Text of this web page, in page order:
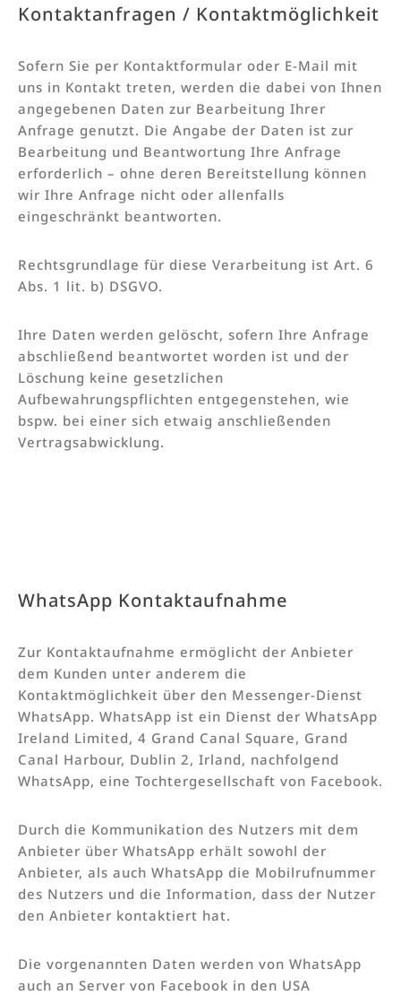
Kontaktanfragen / Kontaktmöglichkeit
Sofern Sie per Kontaktformular oder E-Mail mit
uns in Kontakt treten, werden die dabei von Ihnen
angegebenen Daten zur Bearbeitung Ihrer
Anfrage genutzt. Die Angabe der Daten ist zur
Bearbeitung und Beantwortung Ihre Anfrage
erforderlich – ohne deren Bereitstellung können
wir Ihre Anfrage nicht oder allenfalls
eingeschränkt beantworten.
Rechtsgrundlage für diese Verarbeitung ist Art. 6
Abs. 1 lit. b) DSGVO.
Ihre Daten werden gelöscht, sofern Ihre Anfrage
abschließend beantwortet worden ist und der
Löschung keine gesetzlichen
Aufbewahrungspflichten entgegenstehen, wie
bspw. bei einer sich etwaig anschließenden
Vertragsabwicklung.
WhatsApp Kontaktaufnahme
Zur Kontaktaufnahme ermöglicht der Anbieter
dem Kunden unter anderem die
Kontaktmöglichkeit über den Messenger-Dienst
WhatsApp. WhatsApp ist ein Dienst der WhatsApp
Ireland Limited, 4 Grand Canal Square, Grand
Canal Harbour, Dublin 2, Irland, nachfolgend
WhatsApp, eine Tochtergesellschaft von Facebook.
Durch die Kommunikation des Nutzers mit dem
Anbieter über WhatsApp erhält sowohl der
Anbieter, als auch WhatsApp die Mobilrufnummer
des Nutzers und die Information, dass der Nutzer
den Anbieter kontaktiert hat.
Die vorgenannten Daten werden von WhatsApp
auch an Server von Facebook in den USA